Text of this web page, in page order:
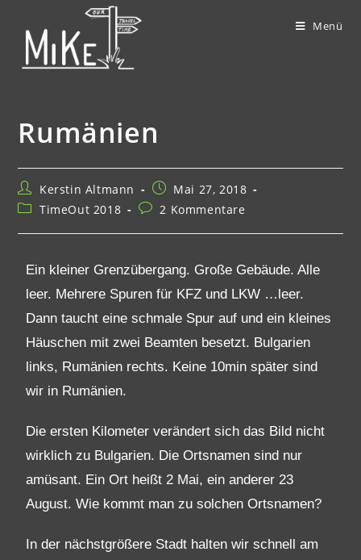
Menü
Rumänien
Kerstin Altmann
Mai 27, 2018
TimeOut 2018
2 Kommentare
Ein kleiner Grenzübergang. Große Gebäude. Alle
leer. Mehrere Spuren für KFZ und LKW …leer.
Dann taucht eine schmale Spur auf und ein kleines
Häuschen mit zwei Beamten besetzt. Bulgarien
links, Rumänien rechts. Keine 10min später sind
wir in Rumänien.
Die ersten Kilometer verändert sich das Bild nicht
wirklich zu Bulgarien. Die Ortsnamen sind nur
amüsant. Ein Ort heißt 2 Mai, ein anderer 23
August. Wie kommt man zu solchen Ortsnamen?
In der nächstgrößere Stadt halten wir schnell am